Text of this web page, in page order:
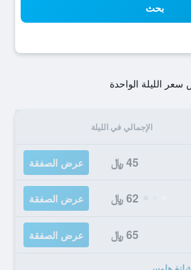
بحث
الليلة الواحدة
الإجمالي في الليلة
45 ﷼ عرض الصفقة
62 ﷼ عرض الصفقة
65 ﷼ عرض الصفقة